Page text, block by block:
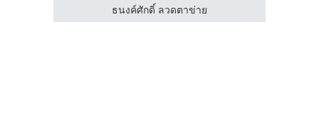
ธนงค์ศักดิ์ ลวดตาข่าย